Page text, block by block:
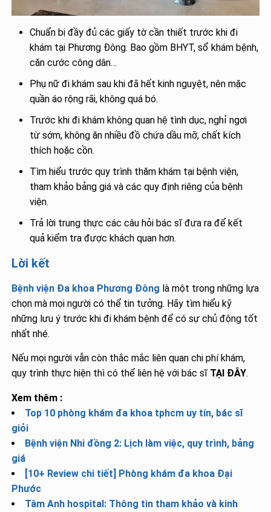
Chuẩn bị đầy đủ các giấy tờ cần thiết trước khi đi
khám tại Phương Đông. Bao gồm BHYT, sổ khám bệnh,
căn cước công dân…
Phụ nữ đi khám sau khi đã hết kinh nguyệt, nên mặc
quần áo rộng rãi, không quá bó.
Trước khi đi khám không quan hệ tình dục, nghỉ ngơi
từ sớm, không ăn nhiều đồ chứa dầu mỡ, chất kích
thích hoặc cồn.
Tìm hiểu trước quy trình thăm khám tại bệnh viện,
tham khảo bảng giá và các quy định riêng của bệnh
viện.
Trả lời trung thực các câu hỏi bác sĩ đưa ra để kết
quả kiểm tra được khách quan hơn.
Lời kết
Bệnh viện Đa khoa Phương Đông là một trong những lựa
chọn mà mọi người có thể tin tưởng. Hãy tìm hiểu kỹ
những lưu ý trước khi đi khám bệnh để có sự chủ động tốt
nhất nhé.
Nếu mọi người vẫn còn thắc mắc liên quan chi phí khám,
quy trình thực hiện thì có thể liên hệ với bác sĩ TẠI ĐÂY.
Xem thêm :
Top 10 phòng khám đa khoa tphcm uy tín, bác sĩ
giỏi
Bệnh viện Nhi đồng 2: Lịch làm việc, quy trình, bảng
giá
[10+ Review chi tiết] Phòng khám đa khoa Đại
Phước
Tâm Anh hospital: Thông tin tham khảo và kinh